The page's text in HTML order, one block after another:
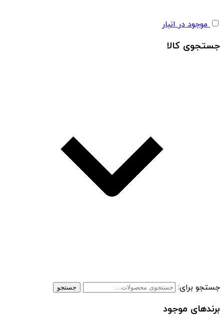
موجود در انبار
جستجوی کالا
جستجو برای: جستجو
برندهای موجود